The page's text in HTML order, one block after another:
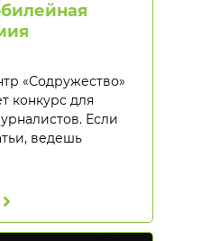
«Содружество»
конкурс для
Если
ведешь